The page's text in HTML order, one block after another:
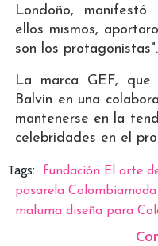
Londoño,
ellos mismos,
son los protagonistas".
La marca GEF,
Balvin en una
mantenerse en la
celebridades en el
Tags:
fundación El arte
pasarela
maluma diseña para